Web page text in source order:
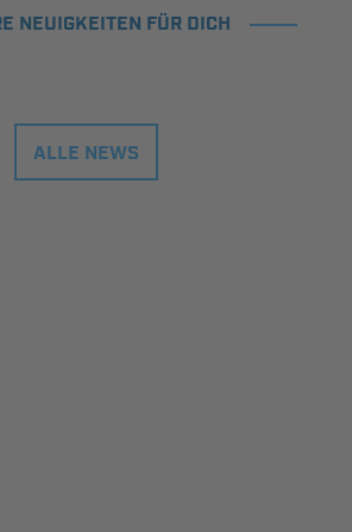
NEUIGKEITEN FÜR DICH
ALLE NEWS